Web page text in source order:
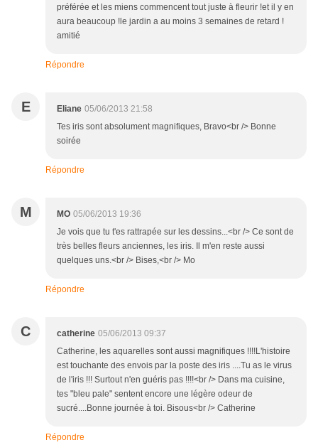
préférée et les miens commencent tout juste à fleurir !et il y en
aura beaucoup !le jardin a au moins 3 semaines de retard !
amitié
Répondre
E Eliane 05/06/2013 21:58
Tes iris sont absolument magnifiques, Bravo<br /> Bonne
soirée
Répondre
M MO 05/06/2013 19:36
Je vois que tu t'es rattrapée sur les dessins...<br /> Ce sont de
très belles fleurs anciennes, les iris. Il m'en reste aussi
quelques uns.<br /> Bises,<br /> Mo
Répondre
C catherine 05/06/2013 09:37
Catherine, les aquarelles sont aussi magnifiques !!!!L'histoire
est touchante des envois par la poste des iris ....Tu as le virus
de l'iris !!! Surtout n'en guéris pas !!!!<br /> Dans ma cuisine,
tes "bleu pale" sentent encore une légère odeur de
sucré....Bonne journée à toi. Bisous<br /> Catherine
Répondre